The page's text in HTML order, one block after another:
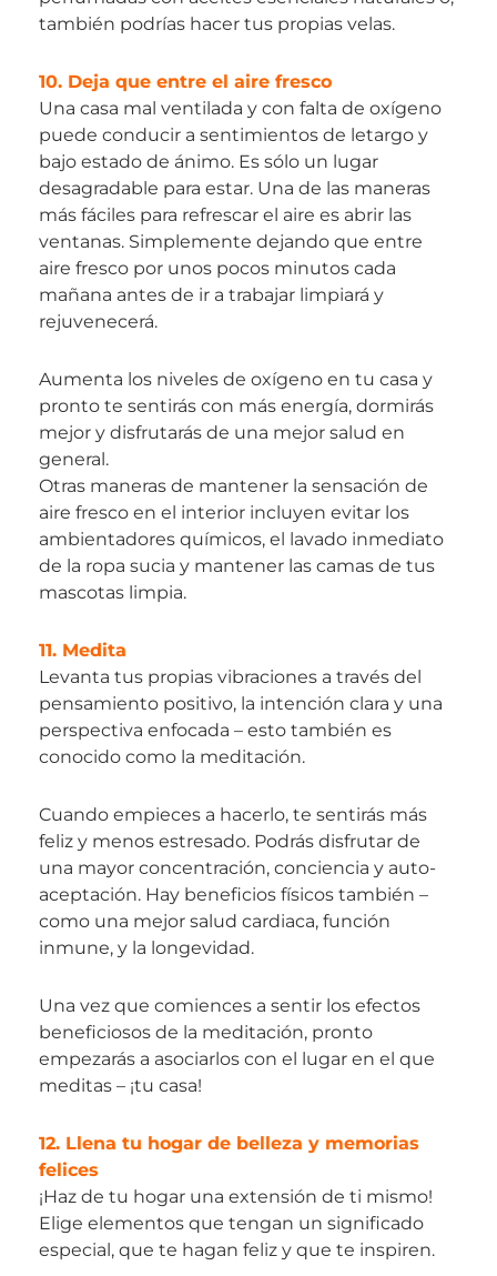
también podrías hacer tus propias velas.
10. Deja que entre el aire fresco
Una casa mal ventilada y con falta de oxígeno
puede conducir a sentimientos de letargo y
bajo estado de ánimo. Es sólo un lugar
desagradable para estar. Una de las maneras
más fáciles para refrescar el aire es abrir las
ventanas. Simplemente dejando que entre
aire fresco por unos pocos minutos cada
mañana antes de ir a trabajar limpiará y
rejuvenecerá.
Aumenta los niveles de oxígeno en tu casa y
pronto te sentirás con más energía, dormirás
mejor y disfrutarás de una mejor salud en
general.
Otras maneras de mantener la sensación de
aire fresco en el interior incluyen evitar los
ambientadores químicos, el lavado inmediato
de la ropa sucia y mantener las camas de tus
mascotas limpia.
11. Medita
Levanta tus propias vibraciones a través del
pensamiento positivo, la intención clara y una
perspectiva enfocada – esto también es
conocido como la meditación.
Cuando empieces a hacerlo, te sentirás más
feliz y menos estresado. Podrás disfrutar de
una mayor concentración, conciencia y auto-
aceptación. Hay beneficios físicos también –
como una mejor salud cardiaca, función
inmune, y la longevidad.
Una vez que comiences a sentir los efectos
beneficiosos de la meditación, pronto
empezarás a asociarlos con el lugar en el que
meditas – ¡tu casa!
12. Llena tu hogar de belleza y memorias
felices
¡Haz de tu hogar una extensión de ti mismo!
Elige elementos que tengan un significado
especial, que te hagan feliz y que te inspiren.